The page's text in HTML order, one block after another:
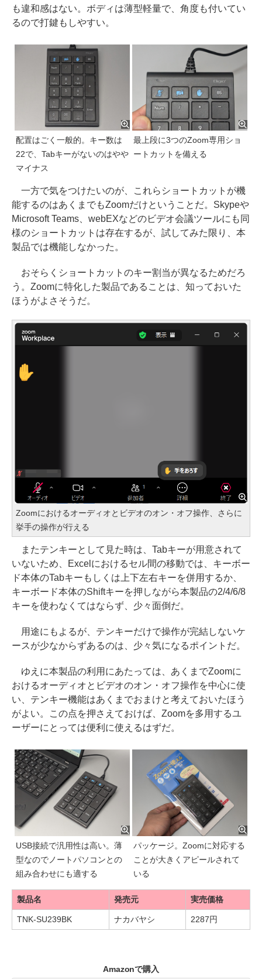
も違和感はない。ボディは薄型軽量で、角度も付いてい
るので打鍵もしやすい。
配置はごく一般的。キー数は
22で、Tabキーがないのはやや
マイナス
最上段に3つのZoom専用ショ
ートカットを備える
一方で気をつけたいのが、これらショートカットが機
能するのはあくまでもZoomだけということだ。Skypeや
Microsoft Teams、webEXなどのビデオ会議ツールにも同
様のショートカットは存在するが、試してみた限り、本
製品では機能しなかった。
おそらくショートカットのキー割当が異なるためだろ
う。Zoomに特化した製品であることは、知っておいた
ほうがよさそうだ。
Zoomにおけるオーディオとビデオのオン・オフ操作、さらに
挙手の操作が行える
またテンキーとして見た時は、Tabキーが用意されて
いないため、Excelにおけるセル間の移動では、キーボー
ド本体のTabキーもしくは上下左右キーを併用するか、
キーボード本体のShiftキーを押しながら本製品の2/4/6/8
キーを使わなくてはならず、少々面倒だ。
用途にもよるが、テンキーだけで操作が完結しないケ
ースが少なからずあるのは、少々気になるポイントだ。
ゆえに本製品の利用にあたっては、あくまでZoomに
おけるオーディオとビデオのオン・オフ操作を中心に使
い、テンキー機能はあくまでおまけと考えておいたほう
がよい。この点を押さえておけば、Zoomを多用するユ
ーザーにとっては便利に使えるはずだ。
USB接続で汎用性は高い。薄
型なのでノートパソコンとの
組み合わせにも適する
パッケージ。Zoomに対応する
ことが大きくアピールされて
いる
製品名 発売元 実売価格
TNK-SU239BK ナカバヤシ 2287円
Amazonで購入